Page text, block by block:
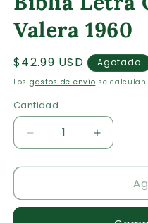
Valera 1960
Precio
habitual
$42.99 USD Agotado
Los gastos de envío se
Cantidad
Cantidad
Reducir
cantidad
para
Letra
Aumentar
cantidad
para
Letra